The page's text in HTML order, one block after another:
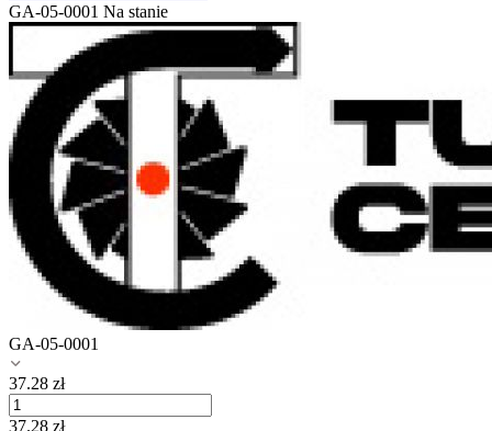
GA-05-0001 Na stanie
GA-05-0001
37.28 zł
37.28 zł